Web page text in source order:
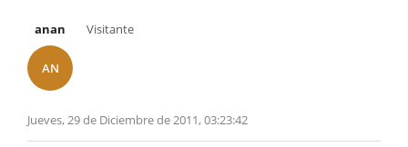
anan
AN
Visitante
Jueves, 29 de Diciembre de 2011, 03:23:42